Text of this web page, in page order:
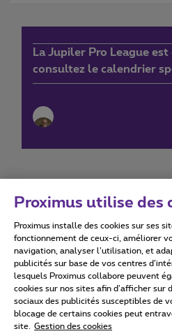
La Jupiler Pro League
consultez le calendrier
Conditions d'utilisation
Tous droits réservés. © 2026
Conditions générales, info
Proximus utilise des
Proximus installe des cookies sur ses
fonctionnement de ceux-ci, améliorer
navigation, analyser l’utilisation, et
publicités sur base de vos centres
lesquels Proximus collabore peuvent
cookies sur nos sites afin d’afficher sur
sociaux des publicités susceptibles de
blocage de certains cookies peut
site.
Gestion des cookies